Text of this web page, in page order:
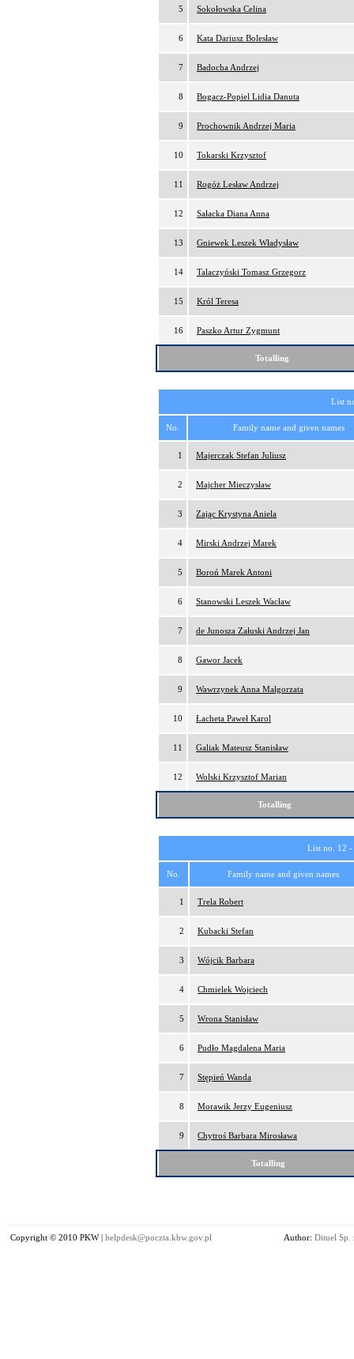
5 Sokołowska Celina
6 Kata Dariusz Bolesław
7 Badocha Andrzej
8 Bogacz-Popiel Lidia Danuta
9 Prochownik Andrzej Maria
10 Tokarski Krzysztof
11 Rogóż Lesław Andrzej
12 Sałacka Diana Anna
13 Gniewek Leszek Władysław
14 Talaczyński Tomasz Grzegorz
15 Król Teresa
16 Paszko Artur Zygmunt
Totalling
List
No. Family name and given names
1 Majerczak Stefan Juliusz
2 Majcher Mieczysław
3 Zając Krystyna Aniela
4 Mirski Andrzej Marek
5 Boroń Marek Antoni
6 Stanowski Leszek Wacław
7 de Junosza Załuski Andrzej Jan
8 Gawor Jacek
9 Wawrzynek Anna Małgorzata
10 Łacheta Paweł Karol
11 Galiak Mateusz Stanisław
12 Wolski Krzysztof Marian
Totalling
List no. 12 -
No. Family name and given names
1 Trela Robert
2 Kubacki Stefan
3 Wójcik Barbara
4 Chmielek Wojciech
5 Wrona Stanisław
6 Pudło Magdalena Maria
7 Stępień Wanda
8 Morawik Jerzy Eugeniusz
9 Chytroś Barbara Mirosława
Totalling
Copyright © 2010 PKW | helpdesk@poczta.kbw.gov.pl Author: Dituel Sp.